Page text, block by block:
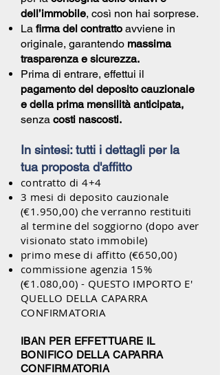
dell’immobile, così non hai sorprese.
La firma del contratto avviene in
originale, garantendo massima
trasparenza e sicurezza.
Prima di entrare, effettui il
pagamento del deposito cauzionale
e della prima mensilità anticipata,
senza costi nascosti.
In sintesi: tutti i dettagli per la
tua proposta d'affitto
contratto di 4+4
3 mesi di deposito cauzionale
(€1.950,00) che verranno restituiti
al termine del soggiorno (dopo aver
visionato stato immobile)
primo mese di affitto (€650,00)
commissione agenzia 15%
(€1.080,00) - QUESTO IMPORTO E'
QUELLO DELLA CAPARRA
CONFIRMATORIA
IBAN PER EFFETTUARE IL
BONIFICO DELLA CAPARRA
CONFIRMATORIA